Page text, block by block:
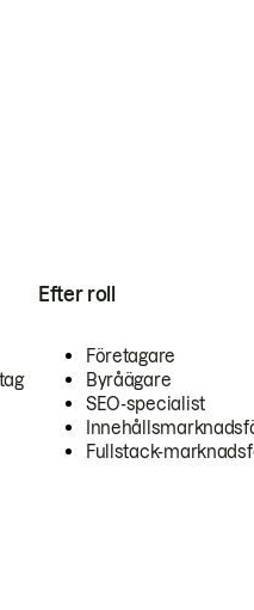
Efter roll
Företagare
Byråägare
SEO-specialist
Fullstack-